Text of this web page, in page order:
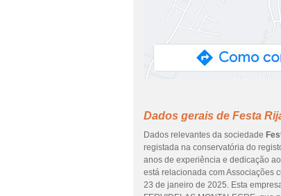
Dados gerais de Festa
Dados relevantes da sociedade
registada na conservatória do
anos de experiência e dedicação
está relacionada com Associações
23 de janeiro de 2025. Esta